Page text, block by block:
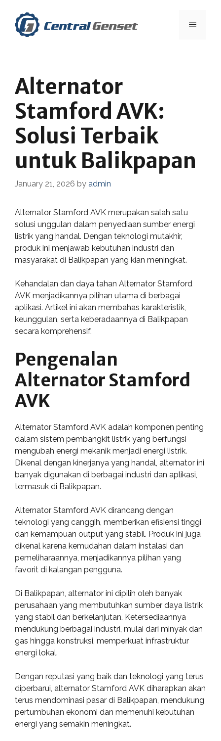
content
Menu
Alternator
Stamford AVK:
Solusi Terbaik
untuk Balikpapan
January 21, 2026 by admin
Alternator Stamford AVK merupakan salah satu
solusi unggulan dalam penyediaan sumber energi
listrik yang handal. Dengan teknologi mutakhir,
produk ini menjawab kebutuhan industri dan
masyarakat di Balikpapan yang kian meningkat.
Kehandalan dan daya tahan Alternator Stamford
AVK menjadikannya pilihan utama di berbagai
aplikasi. Artikel ini akan membahas karakteristik,
keunggulan, serta keberadaannya di Balikpapan
secara komprehensif.
Pengenalan
Alternator Stamford
AVK
Alternator Stamford AVK adalah komponen penting
dalam sistem pembangkit listrik yang berfungsi
mengubah energi mekanik menjadi energi listrik.
Dikenal dengan kinerjanya yang handal, alternator ini
banyak digunakan di berbagai industri dan aplikasi,
termasuk di Balikpapan.
Alternator Stamford AVK dirancang dengan
teknologi yang canggih, memberikan efisiensi tinggi
dan kemampuan output yang stabil. Produk ini juga
dikenal karena kemudahan dalam instalasi dan
pemeliharaannya, menjadikannya pilihan yang
favorit di kalangan pengguna.
Di Balikpapan, alternator ini dipilih oleh banyak
perusahaan yang membutuhkan sumber daya listrik
yang stabil dan berkelanjutan. Ketersediaannya
mendukung berbagai industri, mulai dari minyak dan
gas hingga konstruksi, memperkuat infrastruktur
energi lokal.
Dengan reputasi yang baik dan teknologi yang terus
diperbarui, alternator Stamford AVK diharapkan akan
terus mendominasi pasar di Balikpapan, mendukung
pertumbuhan ekonomi dan memenuhi kebutuhan
energi yang semakin meningkat.